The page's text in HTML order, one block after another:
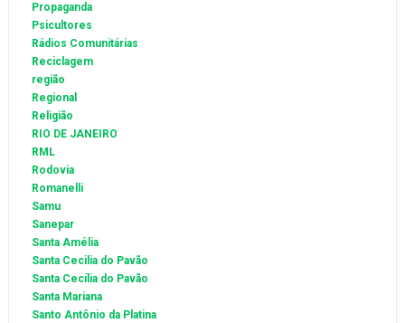
Propaganda
Psicultores
Rádios Comunitárias
Reciclagem
região
Regional
Religião
RIO DE JANEIRO
RML
Rodovia
Romanelli
Samu
Sanepar
Santa Amélia
Santa Cecilia do Pavão
Santa Cecília do Pavão
Santa Mariana
Santo Antônio da Platina